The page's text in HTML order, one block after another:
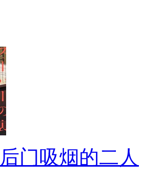
门吸烟的二人